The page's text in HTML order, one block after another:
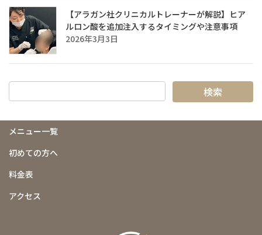
【アラガン社クリニカルトレーナーが解説】ヒア
ルロン酸を追加注入するタイミングや注意事項
2026年3月3日
メニュー一覧
初めての方へ
料金表
アクセス